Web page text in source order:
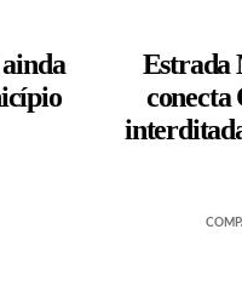
Estrada
conecta